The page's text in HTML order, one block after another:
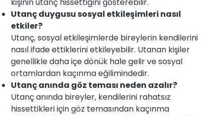
Utanç duygusu sosyal etkileşimleri nasıl
etkiler?
Utanç, sosyal etkileşimlerde bireylerin kendilerini
nasıl ifade ettiklerini etkileyebilir. Utanan kişiler
genellikle daha içe dönük hale gelir ve sosyal
ortamlardan kaçınma eğilimindedir.
Utanç anında göz teması neden azalır?
Utanç anında bireyler, kendilerini rahatsız
hissettikleri için göz temasından kaçınma